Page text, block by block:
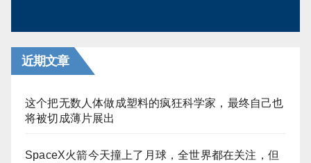
近期文章
这个把无数人体做成塑料的疯狂科学家，最终自己也
将被切成薄片展出
SpaceX火箭今天撞上了月球，全世界都在关注，但